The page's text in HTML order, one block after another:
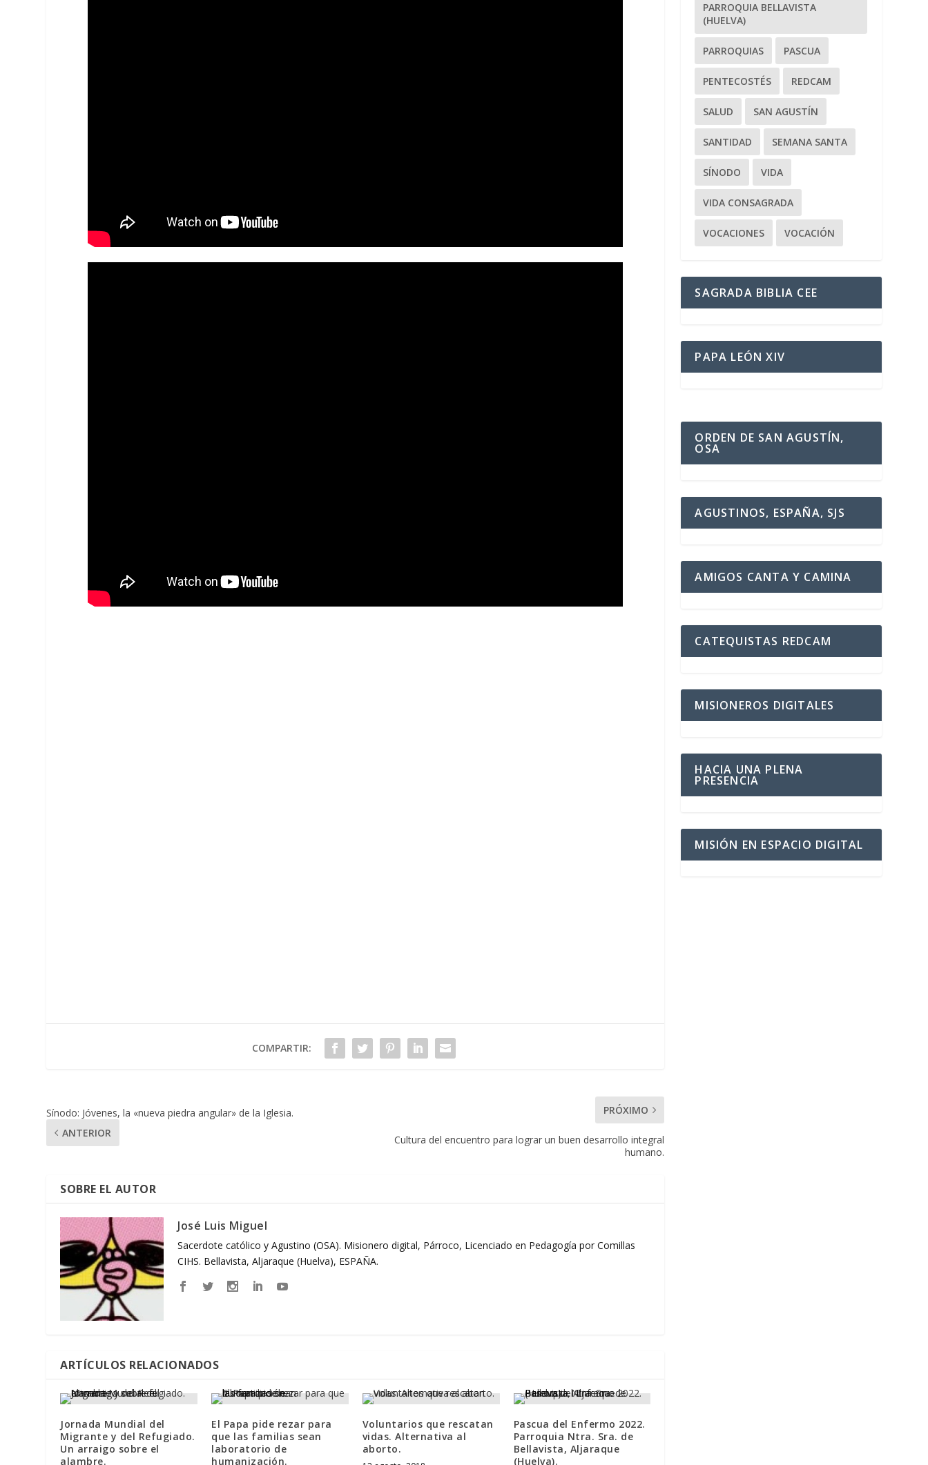
COMPARTIR:
Sínodo: Jóvenes, la «nueva piedra angular» de la Iglesia.
ANTERIOR
PRÓXIMO
Cultura del encuentro para lograr un buen desarrollo integral
humano.
SOBRE EL AUTOR
José Luis Miguel
Sacerdote católico y Agustino (OSA). Misionero digital, Párroco, Licenciado en Pedagogía por Comillas
CIHS. Bellavista, Aljaraque (Huelva), ESPAÑA.
ARTÍCULOS RELACIONADOS
Jornada Mundial del
Migrante y del Refugiado.
Un arraigo sobre el
alambre.
El Papa pide rezar para
que las familias sean
laboratorio de
humanización.
Voluntarios que rescatan
vidas. Alternativa al
aborto.
Pascua del Enfermo 2022.
Parroquia Ntra. Sra. de
Bellavista, Aljaraque
(Huelva).
PARROQUIA BELLAVISTA
(HUELVA)
PARROQUIAS PASCUA
PENTECOSTÉS REDCAM
SALUD SAN AGUSTÍN
SANTIDAD SEMANA SANTA
SÍNODO VIDA
VIDA CONSAGRADA
VOCACIONES VOCACIÓN
SAGRADA BIBLIA CEE
PAPA LEÓN XIV
ORDEN DE SAN AGUSTÍN,
OSA
AGUSTINOS, ESPAÑA, SJS
AMIGOS CANTA Y CAMINA
CATEQUISTAS REDCAM
MISIONEROS DIGITALES
HACIA UNA PLENA
PRESENCIA
MISIÓN EN ESPACIO DIGITAL